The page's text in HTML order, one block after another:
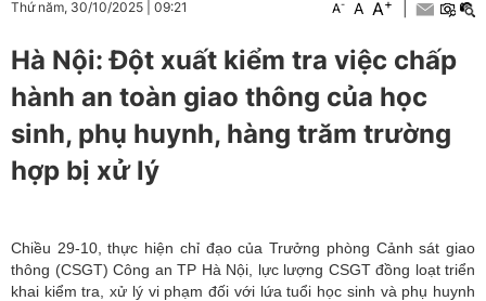
Thứ năm, 30/10/2025 09:21 A- A A+
Hà Nội: Đột xuất kiểm tra việc chấp
hành an toàn giao thông của học
sinh, phụ huynh, hàng trăm trường
hợp bị xử lý
Chiều 29-10, thực hiện chỉ đạo của Trưởng phòng Cảnh sát giao
thông (CSGT) Công an TP Hà Nội, lực lượng CSGT đồng loạt triển
khai kiểm tra, xử lý vi phạm đối với lứa tuổi học sinh và phụ huynh